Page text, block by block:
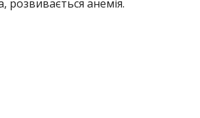
розвивається анемія.